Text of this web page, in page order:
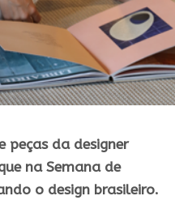
peças da designer
na Semana de
o design brasileiro.